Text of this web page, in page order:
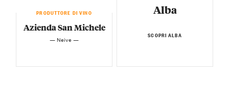
PRODUTTORE DI VINO
Azienda San Michele
— Neive —
Alba
SCOPRI ALBA